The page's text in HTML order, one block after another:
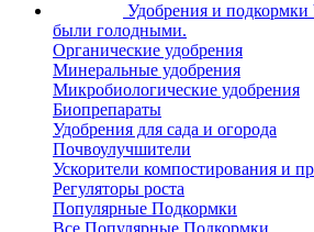
Удобрения и подкормки
были голодными.
Органические удобрения
Минеральные удобрения
Микробиологические удобрения
Биопрепараты
Удобрения для сада и огорода
Почвоулучшители
Ускорители компостирования и
Регуляторы роста
Популярные Подкормки
Все Популярные Подкормки